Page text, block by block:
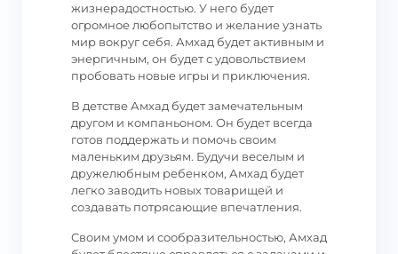
жизнерадостностью. У него будет
огромное любопытство и желание узнать
мир вокруг себя. Амхад будет активным и
энергичным, он будет с удовольствием
пробовать новые игры и приключения.
В детстве Амхад будет замечательным
другом и компаньоном. Он будет всегда
готов поддержать и помочь своим
маленьким друзьям. Будучи веселым и
дружелюбным ребенком, Амхад будет
легко заводить новых товарищей и
создавать потрясающие впечатления.
Своим умом и сообразительностью, Амхад